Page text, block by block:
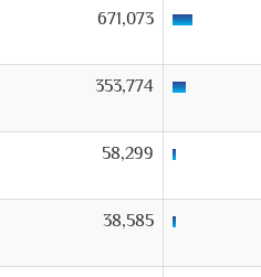
671,073
353,774
58,299
38,585